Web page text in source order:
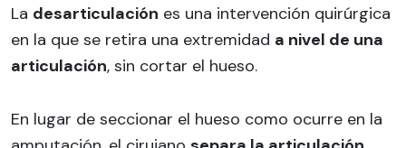
La desarticulación es una intervención quirúrgica
en la que se retira una extremidad a nivel de una
articulación, sin cortar el hueso.
En lugar de seccionar el hueso como ocurre en la